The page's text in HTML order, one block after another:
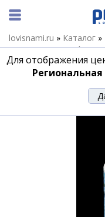
lovisnami.ru » Каталог »
и аттрактанты»
Дип Dunaev
Для отображения